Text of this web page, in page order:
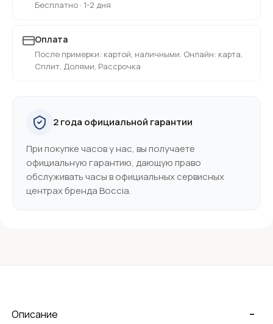
Бесплатно · 1-2 дня
Оплата
После примерки: картой, наличными. Онлайн: карта,
Сплит, Долями, Рассрочка
2 года официальной гарантии
При покупке часов у нас, вы получаете
официальную гарантию, дающую право
обслуживать часы в официальных сервисных
центрах бренда Boccia.
-
Описание